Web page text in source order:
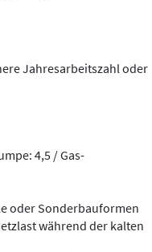
Jahresarbeitszahl oder
4,5 / Gas-
oder Sonderbauformen
während der kalten